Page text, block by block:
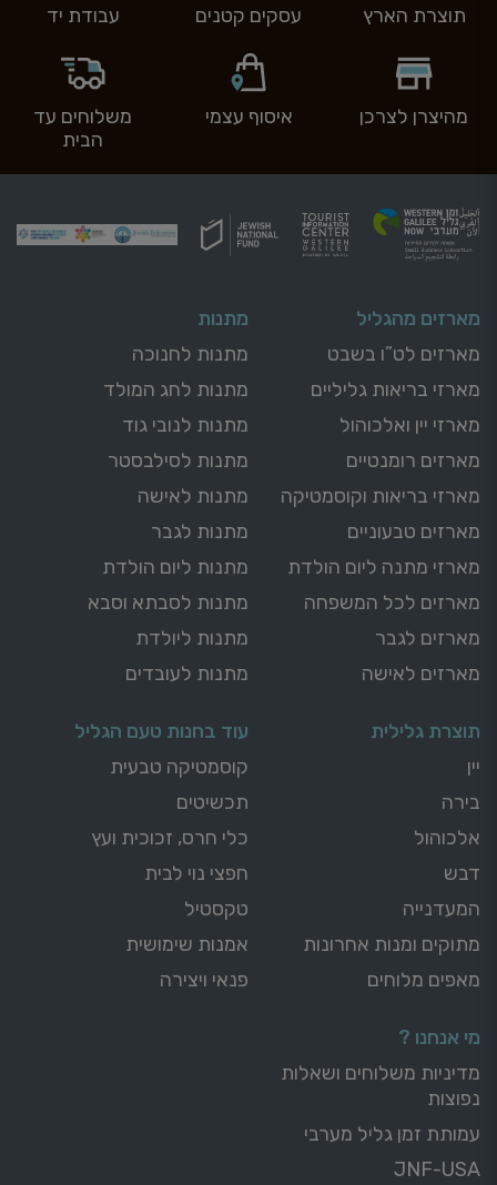
תוצרת הארץ עסקים קטנים עבודת יד
מהיצרן לצרכן איסוף עצמי
משלוחים עד
הבית
מארזים מהגליל
מארזים לט”ו בשבט
מארזי בריאות גליליים
מארזי יין ואלכוהול
מארזים רומנטיים
מארזי בריאות וקוסמטיקה
מארזים טבעוניים
מארזי מתנה ליום הולדת
מארזים לכל המשפחה
מארזים לגבר
מארזים לאישה
מתנות
מתנות לחנוכה
מתנות לחג המולד
מתנות לנובי גוד
מתנות לסילבסטר
מתנות לאישה
מתנות לגבר
מתנות ליום הולדת
מתנות לסבתא וסבא
מתנות ליולדת
מתנות לעובדים
תוצרת גלילית
יין
בירה
אלכוהול
דבש
המעדנייה
מתוקים ומנות אחרונות
מאפים מלוחים
עוד בחנות טעם הגליל
קוסמטיקה טבעית
תכשיטים
כלי חרס, זכוכית ועץ
חפצי נוי לבית
טקסטיל
אמנות שימושית
פנאי ויצירה
מי אנחנו ?
מדיניות משלוחים ושאלות
נפוצות
עמותת זמן גליל מערבי
JNF-USA